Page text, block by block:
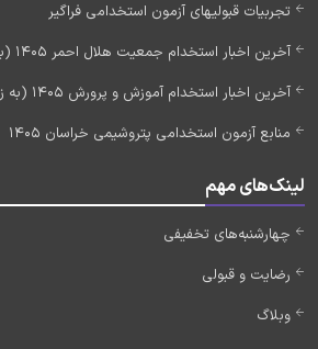
تجربیات قبولیهای آزمون استخدامی فراگیر
آخرین اخبار استخدام جمعیت هلال احمر 1405 (به زودی)
آخرین اخبار استخدام آموزش و پرورش 1405 (به زودی)
منابع آزمون استخدامی پتروشیمی خراسان 1405
لینک‌های مهم
چهارشنبه‌های تخفیفی
رضایت و قبولی
وبلاگ